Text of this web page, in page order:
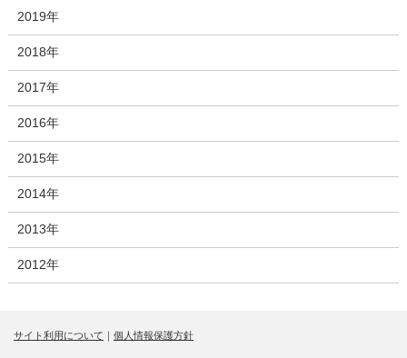
2019年
2018年
2017年
2016年
2015年
2014年
2013年
2012年
サイト利用について 個人情報保護方針